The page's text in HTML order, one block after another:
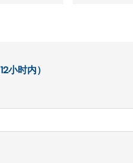
小时内）